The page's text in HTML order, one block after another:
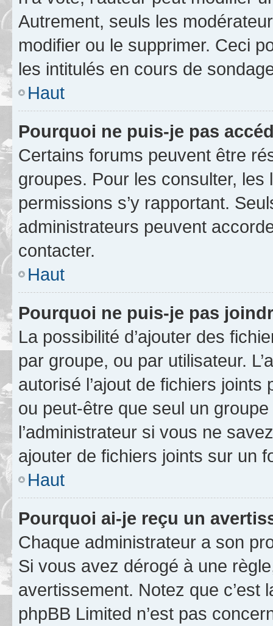
Autrement, seuls les
modifier ou le supprimer. Ceci
les intitulés en cours de
Haut
Pourquoi ne puis-je pas
Certains forums peuvent être
groupes. Pour les consulter,
permissions s’y rapportant.
administrateurs peuvent
contacter.
Haut
Pourquoi ne puis-je pas
La possibilité d’ajouter des
par groupe, ou par utilisateur.
autorisé l’ajout de fichiers
ou peut-être que seul un
l’administrateur si vous ne
ajouter de fichiers joints sur un
Haut
Pourquoi ai-je reçu un
Chaque administrateur a son
Si vous avez dérogé à une
avertissement. Notez que c’est
phpBB Limited n’est pas